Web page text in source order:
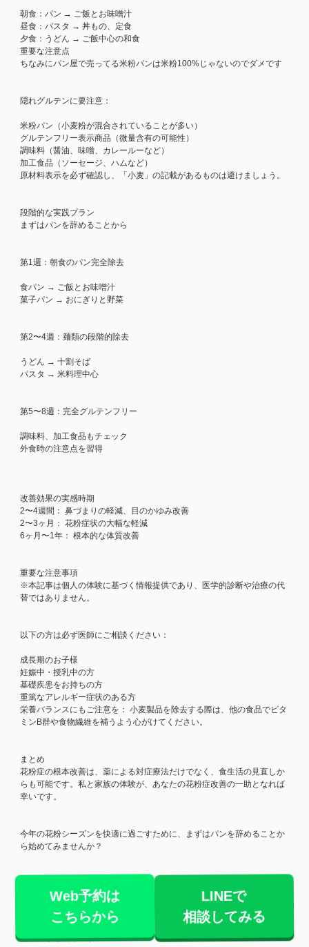
朝食：パン → ご飯とお味噌汁
昼食：パスタ → 丼もの、定食
夕食：うどん → ご飯中心の和食
重要な注意点
ちなみにパン屋で売ってる米粉パンは米粉100%じゃないのでダメです
隠れグルテンに要注意：
米粉パン（小麦粉が混合されていることが多い）
グルテンフリー表示商品（微量含有の可能性）
調味料（醤油、味噌、カレールーなど）
加工食品（ソーセージ、ハムなど）
原材料表示を必ず確認し、「小麦」の記載があるものは避けましょう。
段階的な実践プラン
まずはパンを辞めることから
第1週：朝食のパン完全除去
食パン → ご飯とお味噌汁
菓子パン → おにぎりと野菜
第2〜4週：麺類の段階的除去
うどん → 十割そば
パスタ → 米料理中心
第5〜8週：完全グルテンフリー
調味料、加工食品もチェック
外食時の注意点を習得
改善効果の実感時期
2〜4週間： 鼻づまりの軽減、目のかゆみ改善
2〜3ヶ月： 花粉症状の大幅な軽減
6ヶ月〜1年： 根本的な体質改善
重要な注意事項
※本記事は個人の体験に基づく情報提供であり、医学的診断や治療の代
替ではありません。
以下の方は必ず医師にご相談ください：
成長期のお子様
妊娠中・授乳中の方
基礎疾患をお持ちの方
重篤なアレルギー症状のある方
栄養バランスにもご注意を： 小麦製品を除去する際は、他の食品でビタ
ミンB群や食物繊維を補うよう心がけてください。
まとめ
花粉症の根本改善は、薬による対症療法だけでなく、食生活の見直しか
らも可能です。私と家族の体験が、あなたの花粉症改善の一助となれば
幸いです。
今年の花粉シーズンを快適に過ごすために、まずはパンを辞めることか
ら始めてみませんか？
食事指導を含めた総合的な体質改善をご希望の方は、腰痛専門の当院ま
でお気軽にご相談ください。
カテゴリ:腰痛ブログ
Web予約は
こちらから
LINEで
相談してみる